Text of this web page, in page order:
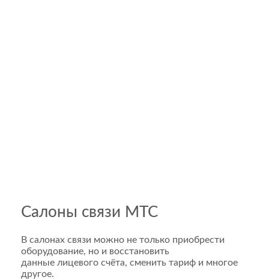
Салоны связи МТС
В салонах связи можно не только приобрести
оборудование, но и восстановить
данные лицевого счёта, сменить тариф и многое
другое.